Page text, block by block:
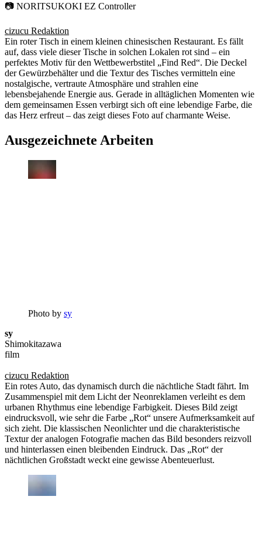
📷 NORITSUKOKI EZ Controller
cizucu Redaktion
Ein roter Tisch in einem kleinen chinesischen Restaurant. Es fällt
auf, dass viele dieser Tische in solchen Lokalen rot sind – ein
perfektes Motiv für den Wettbewerbstitel „Find Red“. Die Deckel
der Gewürzbehälter und die Textur des Tisches vermitteln eine
nostalgische, vertraute Atmosphäre und strahlen eine
lebensbejahende Energie aus. Gerade in alltäglichen Momenten wie
dem gemeinsamen Essen verbirgt sich oft eine lebendige Farbe, die
das Herz erfreut – das zeigt dieses Foto auf charmante Weise.
Ausgezeichnete Arbeiten
Photo by sy
sy
Shimokitazawa
film
cizucu Redaktion
Ein rotes Auto, das dynamisch durch die nächtliche Stadt fährt. Im
Zusammenspiel mit dem Licht der Neonreklamen verleiht es dem
urbanen Rhythmus eine lebendige Farbigkeit. Dieses Bild zeigt
eindrucksvoll, wie sehr die Farbe „Rot“ unsere Aufmerksamkeit auf
sich zieht. Die klassischen Neonlichter und die charakteristische
Textur der analogen Fotografie machen das Bild besonders reizvoll
und hinterlassen einen bleibenden Eindruck. Das „Rot“ der
nächtlichen Großstadt weckt eine gewisse Abenteuerlust.